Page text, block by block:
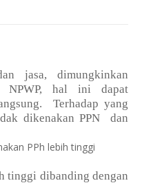
jasa, dimungkinkan
NPWP, hal ini dapat
Terhadap yang
dikenakan PPN dan
PPh lebih tinggi
tinggi dibanding dengan